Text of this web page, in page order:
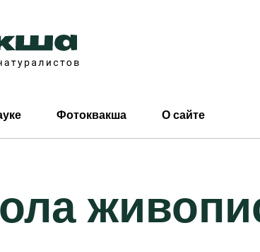
Фотоквакша О сайте